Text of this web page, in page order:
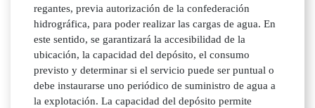
regantes, previa autorización de la confederación
hidrográfica, para poder realizar las cargas de agua. En
este sentido, se garantizará la accesibilidad de la
ubicación, la capacidad del depósito, el consumo
previsto y determinar si el servicio puede ser puntual o
debe instaurarse uno periódico de suministro de agua a
la explotación. La capacidad del depósito permite